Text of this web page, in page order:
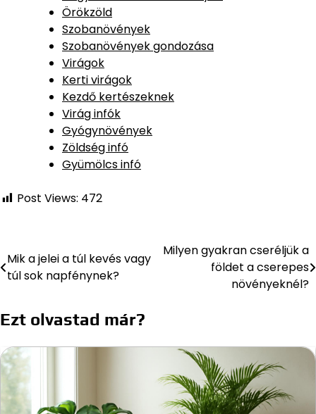
Örökzöld
Szobanövények
Szobanövények gondozása
Virágok
Kerti virágok
Kezdő kertészeknek
Virág infók
Gyógynövények
Zöldség infó
Gyümölcs infó
Post Views: 472
Bejegyzés
navigáció
Mik a jelei a túl kevés vagy
túl sok napfénynek?
Milyen gyakran cseréljük a
földet a cserepes
növényeknél?
Ezt olvastad már?